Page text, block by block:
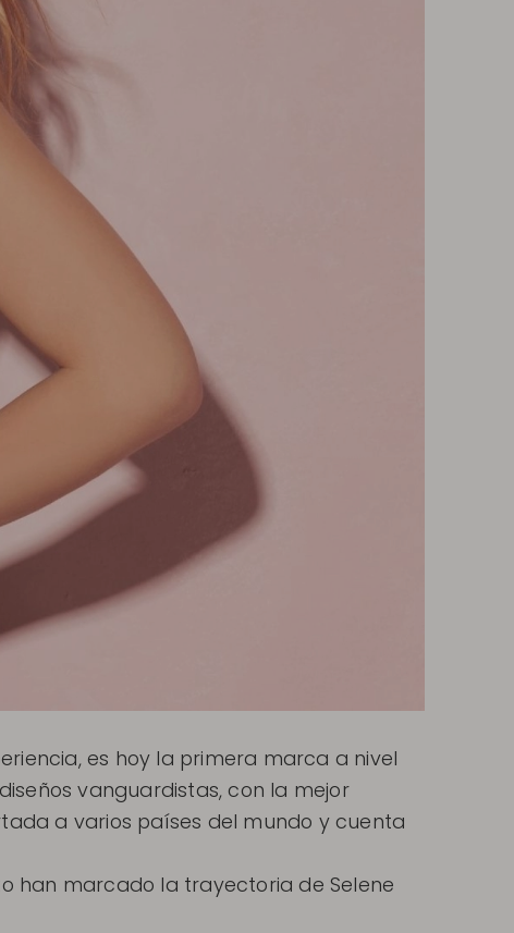
es hoy la primera marca a nivel
vanguardistas, con la mejor
a varios países del mundo y cuenta
han marcado la trayectoria de Selene